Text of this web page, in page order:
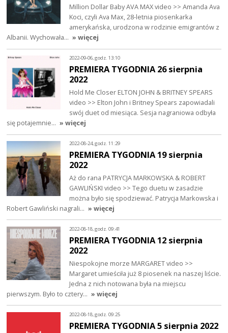
Million Dollar Baby AVA MAX video >> Amanda Ava
Koci, czyli Ava Max, 28-letnia piosenkarka
amerykańska, urodzona w rodzinie emigrantów z
Albanii. Wychowała… » więcej
2022-09-06, godz. 13:10
PREMIERA TYGODNIA 26 sierpnia
2022
Hold Me Closer ELTON JOHN & BRITNEY SPEARS
video >> Elton John i Britney Spears zapowiadali
swój duet od miesiąca. Sesja nagraniowa odbyła
się potajemnie… » więcej
2022-08-24, godz. 11:29
PREMIERA TYGODNIA 19 sierpnia
2022
Aż do rana PATRYCJA MARKOWSKA & ROBERT
GAWLIŃSKI video >> Tego duetu w zasadzie
można było się spodziewać. Patrycja Markowska i
Robert Gawliński nagrali… » więcej
2022-08-18, godz. 09:41
PREMIERA TYGODNIA 12 sierpnia
2022
Niespokojne morze MARGARET video >>
Margaret umieściła już 8 piosenek na naszej liście.
Jedna z nich notowana była na miejscu
pierwszym. Było to cztery… » więcej
2022-08-18, godz. 09:25
PREMIERA TYGODNIA 5 sierpnia 2022